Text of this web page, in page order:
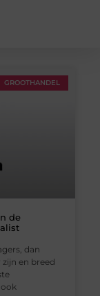
GROOTHANDEL
de
dan
en breed